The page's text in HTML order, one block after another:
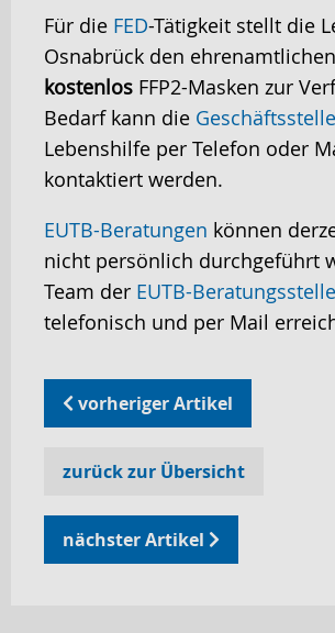
Für die FED-Tätigkeit stellt die
Osnabrück den
kostenlos FFP2-Masken zur
Bedarf kann die Geschäftsstelle
Lebenshilfe per Telefon oder
kontaktiert werden.
EUTB-Beratungen können
nicht persönlich durchgeführt
Team der EUTB-Beratungsstelle
telefonisch und per Mail
vorheriger Artikel
zurück zur Übersicht
nächster Artikel